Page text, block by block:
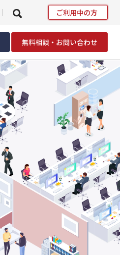
ご利用中の方
無料相談・お問い合わせ